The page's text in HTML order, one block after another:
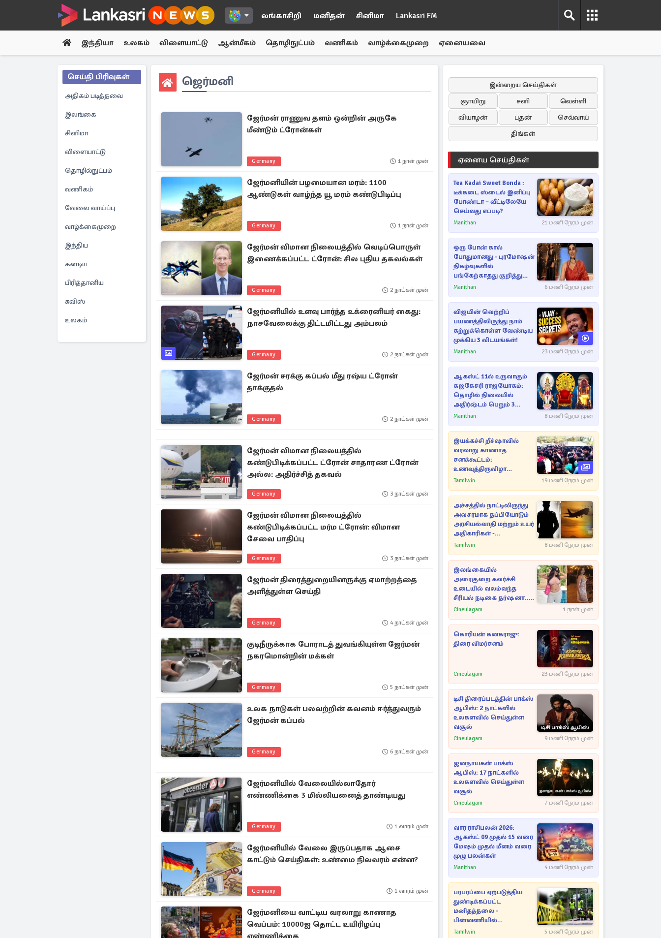
லங்காசிறி மனிதன் சினிமா Lankasri FM
இந்தியா உலகம் விளையாட்டு ஆன்மீகம் தொழிநுட்பம் வணிகம் வாழ்க்கைமுறை ஏனையவை
செய்தி பிரிவுகள்
அதிகம் படித்தவை
இலங்கை
சினிமா
விளையாட்டு
தொழில்நுட்பம்
வணிகம்
வேலை வாய்ப்பு
வாழ்க்கைமுறை
இந்திய
கனடிய
பிரித்தானிய
சுவிஸ்
உலகம்
ஜெர்மனி
ஜேர்மன் ராணுவ தளம் ஒன்றின் அருகே
மீண்டும் ட்ரோன்கள்
Germany 1 நாள் முன்
ஜேர்மனியின் பழமையான மரம்: 1100
ஆண்டுகள் வாழ்ந்த யூ மரம் கண்டுபிடிப்பு
Germany 1 நாள் முன்
ஜேர்மன் விமான நிலையத்தில் வெடிப்பொருள்
இணைக்கப்பட்ட ட்ரோன்: சில புதிய தகவல்கள்
Germany 2 நாட்கள் முன்
ஜேர்மனியில் உளவு பார்த்த உக்ரைனியர் கைது:
நாசவேலைக்கு திட்டமிட்டது அம்பலம்
Germany 2 நாட்கள் முன்
ஜேர்மன் சரக்கு கப்பல் மீது ரஷ்ய ட்ரோன்
தாக்குதல்
Germany 2 நாட்கள் முன்
ஜேர்மன் விமான நிலையத்தில்
கண்டுபிடிக்கப்பட்ட ட்ரோன் சாதாரண ட்ரோன்
அல்ல: அதிர்ச்சித் தகவல்
Germany 3 நாட்கள் முன்
ஜேர்மன் விமான நிலையத்தில்
கண்டுபிடிக்கப்பட்ட மர்ம ட்ரோன்: விமான
சேவை பாதிப்பு
Germany 3 நாட்கள் முன்
ஜேர்மன் திரைத்துறையினருக்கு ஏமாற்றத்தை
அளித்துள்ள செய்தி
Germany 4 நாட்கள் முன்
குடிநீருக்காக போராடத் துவங்கியுள்ள ஜேர்மன்
நகரமொன்றின் மக்கள்
Germany 5 நாட்கள் முன்
உலக நாடுகள் பலவற்றின் கவனம் ஈர்த்துவரும்
ஜேர்மன் கப்பல்
Germany 6 நாட்கள் முன்
ஜேர்மனியில் வேலையில்லாதோர்
எண்ணிக்கை 3 மில்லியனைத் தாண்டியது
Germany 1 வாரம் முன்
ஜேர்மனியில் வேலை இருப்பதாக ஆசை
காட்டும் செய்திகள்: உண்மை நிலவரம் என்ன?
Germany 1 வாரம் முன்
ஜேர்மனியை வாட்டிய வரலாறு காணாத
வெப்பம்: 10000ஐ தொட்ட உயிரிழப்பு
எண்ணிக்கை
இன்றைய செய்திகள்
ஞாயிறு
சனி
வெள்ளி
வியாழன்
புதன்
செவ்வாய்
திங்கள்
ஏனைய செய்திகள்
Tea Kadai Sweet Bonda :
டீக்கடை ஸ்டைல் இனிப்பு
போண்டா – வீட்டிலேயே
செய்வது எப்படி?
Manithan 21 மணி நேரம் முன்
ஒரு போன் கால்
போதுமானது - புரமோஷன்
நிகழ்வுகளில்
பங்கேற்காதது குறித்து
நயன்தாரா ஓபன் டாக்!
Manithan 6 மணி நேரம் முன்
விஜயின் வெற்றிப்
பயணத்திலிருந்து நாம்
கற்றுக்கொள்ள வேண்டிய
முக்கிய 3 விடயங்கள்!
Manithan 23 மணி நேரம் முன்
ஆகஸ்ட் 11ல் உருவாகும்
கஜகேசரி ராஜயோகம்:
தொழில் நிலையில்
அதிர்ஷ்டம் பெறும் 3
ராசிகள்!
Manithan 8 மணி நேரம் முன்
இயக்கச்சி றீச்ஷாவில்
வரலாறு காணாத
சனக்கூட்டம்:
உணவுத்திருவிழா
இடைநிறுத்தம்
Tamilwin 19 மணி நேரம் முன்
அச்சத்தில் நாட்டிலிருந்து
அவசரமாக தப்பியோடும்
அரசியல்வாதி மற்றும் உயர்
அதிகாரிகள் -
ஆதாரங்களுடன்
புலனாய்வாளர்கள்
Tamilwin 8 மணி நேரம் முன்
இலங்கையில்
அரைகுறை கவர்ச்சி
உடையில் வலம்வந்த
சீரியல் நடிகை தர்ஷனா...
அவரே வெளியிட்ட
Cineulagam 1 நாள் முன்
கொரியன் கனகராஜு:
திரை விமர்சனம்
Cineulagam 23 மணி நேரம் முன்
டிசி திரைப்படத்தின் பாக்ஸ்
ஆபிஸ்: 2 நாட்களில்
உலகளவில் செய்துள்ள
வசூல்
Cineulagam 9 மணி நேரம் முன்
ஜனநாயகன் பாக்ஸ்
ஆபிஸ்: 17 நாட்களில்
உலகளவில் செய்துள்ள
வசூல்
Cineulagam 7 மணி நேரம் முன்
வார ராசிபலன் 2026:
ஆகஸ்ட் 09 முதல் 15 வரை
மேஷம் முதல் மீனம் வரை
முழு பலன்கள்
Manithan 4 மணி நேரம் முன்
பரபரப்பை ஏற்படுத்திய
துண்டிக்கப்பட்ட
மனிதத்தலை -
பின்னணியில்
மறைந்துள்ள மர்மம்
Tamilwin 5 மணி நேரம் முன்